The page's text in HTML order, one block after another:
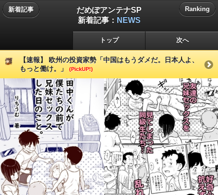
新着記事
だめぽアンテナSP
新着記事： NEWS
Ranking
トップ 次へ
【速報】 欧州の投資家勢「中国はもうダメだ。日本人よ、
もっと働け。」
(PickUP!)